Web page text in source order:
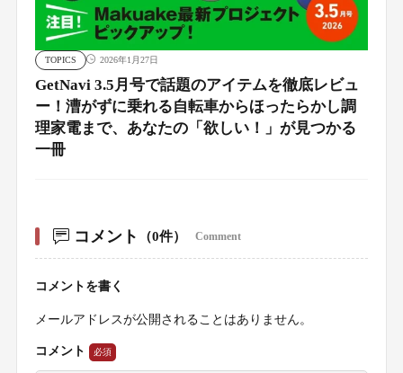
TOPICS 2026年1月27日
GetNavi 3.5月号で話題のアイテムを徹底レビュ
ー！漕がずに乗れる自転車からほったらかし調
理家電まで、あなたの「欲しい！」が見つかる
一冊
コメント （0件） Comment
コメントを書く
メールアドレスが公開されることはありません。
コメント